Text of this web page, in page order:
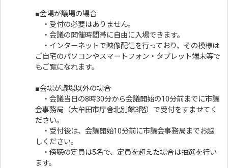
■会場が議場の場合
・受付の必要はありません。
・会議の開催時間帯に自由に入場できます。
・インターネットで映像配信を行っており、その模様は
ご自宅のパソコンやスマートフォン・タブレット端末等で
もご覧になれます。
■会場が議場以外の場合
・会議当日の8時30分から会議開始の10分前までに市議
会事務局（大牟田市庁舎北別館3階）で受付をすませてく
ださい。
・受付後は、会議開始10分前に市議会事務局までお越
しください。
・傍聴の定員は5名で、定員を超えた場合は抽選を行い
ます。